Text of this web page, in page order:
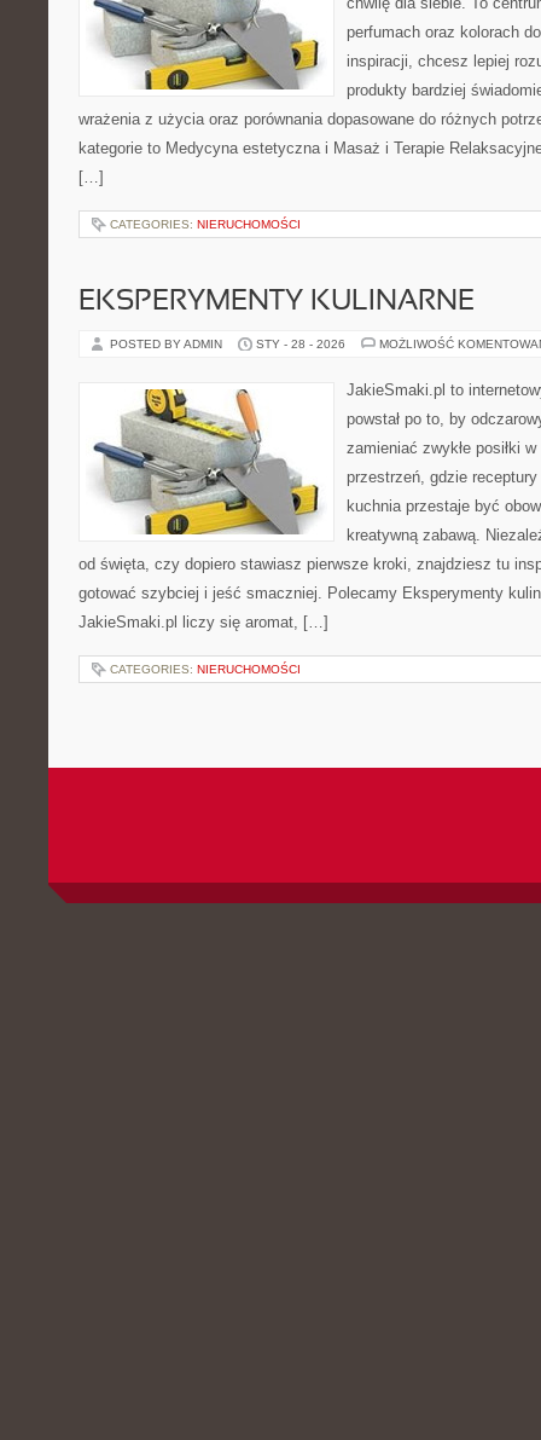
perfumach oraz kolorach
inspiracji, chcesz lepiej
produkty bardziej
wrażenia z użycia oraz porównania dopasowane do różnych
kategorie to Medycyna estetyczna i Masaż i Terapie
[…]
CATEGORIES: NIERUCHOMOŚCI
EKSPERYMENTY KULINARNE
POSTED BY ADMIN STY - 28 - 2026 MOŻLIWOŚĆ
JakieSmaki.pl to
powstał po to, by
zamieniać zwykłe posiłki
przestrzeń, gdzie
kuchnia przestaje być
kreatywną zabawą.
od święta, czy dopiero stawiasz pierwsze kroki, znajdziesz tu
gotować szybciej i jeść smaczniej. Polecamy Eksperymenty
JakieSmaki.pl liczy się aromat, […]
CATEGORIES: NIERUCHOMOŚCI